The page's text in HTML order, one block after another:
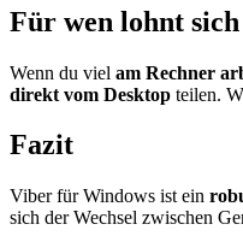
Für wen lohnt
Wenn du viel am Rechner
direkt vom Desktop teilen.
Fazit
Viber für Windows ist ein
sich der Wechsel zwischen